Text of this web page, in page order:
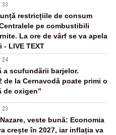
restricțiile de consum
pe combustibili
La ore de vârf se va apela
- LIVE TEXT
a scufundării barjelor.
de la Cernavodă poate primi o
de oxigen”
veste bună: Economia
crește în 2027, iar inflația va